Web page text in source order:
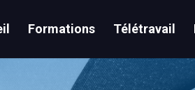
Formations Télétravail